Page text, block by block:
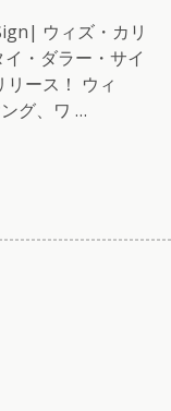
ウィズ・カリ
・ダラー・サイ
ース！ ウィ
グ、ワ …